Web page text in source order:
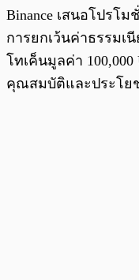
Binance เสนอโปรโ
การยกเว้นค่าธรรมเ
โทเค็นมูลค่า
คุณสมบัติและประโย